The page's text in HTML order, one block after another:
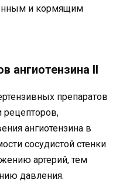
и кормящим
ангиотензина II
препаратов
рецепторов,
ангиотензина в
сосудистой стенки
артерий, тем
давления.